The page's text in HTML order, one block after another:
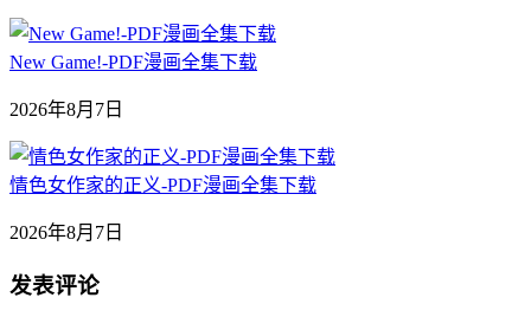
New Game!-PDF漫画全集下载
2026年8月7日
情色女作家的正义-PDF漫画全集下载
2026年8月7日
发表评论